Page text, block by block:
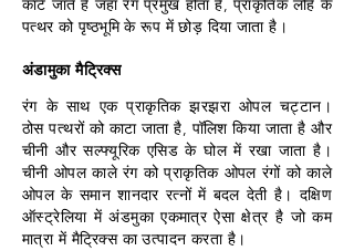
काटे जाते हैं जहां रंग प्रमुख होता है, प्राकृतिक लोहे के
पत्थर को पृष्ठभूमि के रूप में छोड़ दिया जाता है।
अंडामुका मैट्रिक्स
रंग के साथ एक प्राकृतिक झरझरा ओपल चट्टान।
ठोस पत्थरों को काटा जाता है, पॉलिश किया जाता है और
चीनी और सल्फ्यूरिक एसिड के घोल में रखा जाता है।
चीनी ओपल काले रंग को प्राकृतिक ओपल रंगों को काले
ओपल के समान शानदार रत्नों में बदल देती है। दक्षिण
ऑस्ट्रेलिया में अंडमुका एकमात्र ऐसा क्षेत्र है जो कम
मात्रा में मैट्रिक्स का उत्पादन करता है।